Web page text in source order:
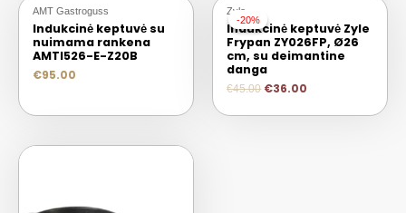
AMT Gastroguss
Indukcinė keptuvė su
nuimama rankena
AMTI526-E-Z20B
€95.00
-20%
-20%
Zyle
Indukcinė keptuvė Zyle
Frypan ZY026FP, Ø26
cm, su deimantine
danga
€45.00 €36.00